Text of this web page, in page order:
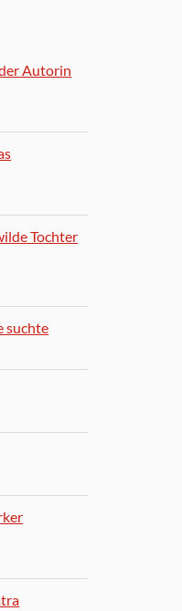
Autorin
Tochter
suchte